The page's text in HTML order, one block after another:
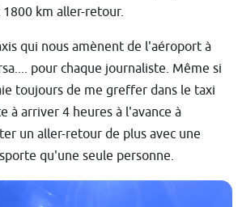
km aller-retour.
qui nous amènent de l'aéroport à
pour chaque journaliste. Même si
toujours de me greffer dans le taxi
à arriver 4 heures à l'avance à
un aller-retour de plus avec une
qu'une seule personne.